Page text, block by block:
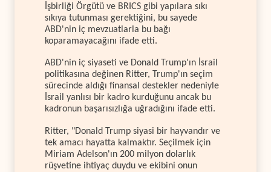
İşbirliği Örgütü ve BRICS gibi yapılara sıkı
sıkıya tutunması gerektiğini, bu sayede
ABD'nin iç mevzuatlarla bu bağı
koparamayacağını ifade etti.
ABD'nin iç siyaseti ve Donald Trump'ın İsrail
politikasına değinen Ritter, Trump'ın seçim
sürecinde aldığı finansal destekler nedeniyle
İsrail yanlısı bir kadro kurduğunu ancak bu
kadronun başarısızlığa uğradığını ifade etti.
Ritter, "Donald Trump siyasi bir hayvandır ve
tek amacı hayatta kalmaktır. Seçilmek için
Miriam Adelson'ın 200 milyon dolarlık
rüşvetine ihtiyaç duydu ve ekibini onun